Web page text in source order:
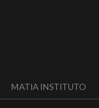
MATIA INSTITUTO